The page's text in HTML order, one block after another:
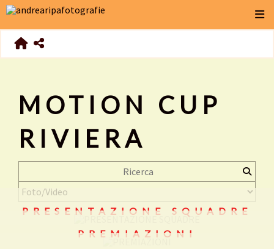
MOTION CUP
RIVIERA
PRESENTAZIONE SQUADRE
PREMIAZIONI